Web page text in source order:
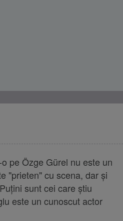
pe Özge Gürel nu este un
"prieten" cu scena, dar și
sunt cei care știu
este un cunoscut actor